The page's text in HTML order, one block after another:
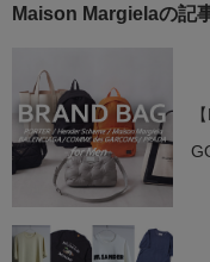
Maison Margielaの記